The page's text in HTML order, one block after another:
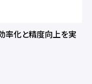
率化と精度向上を実